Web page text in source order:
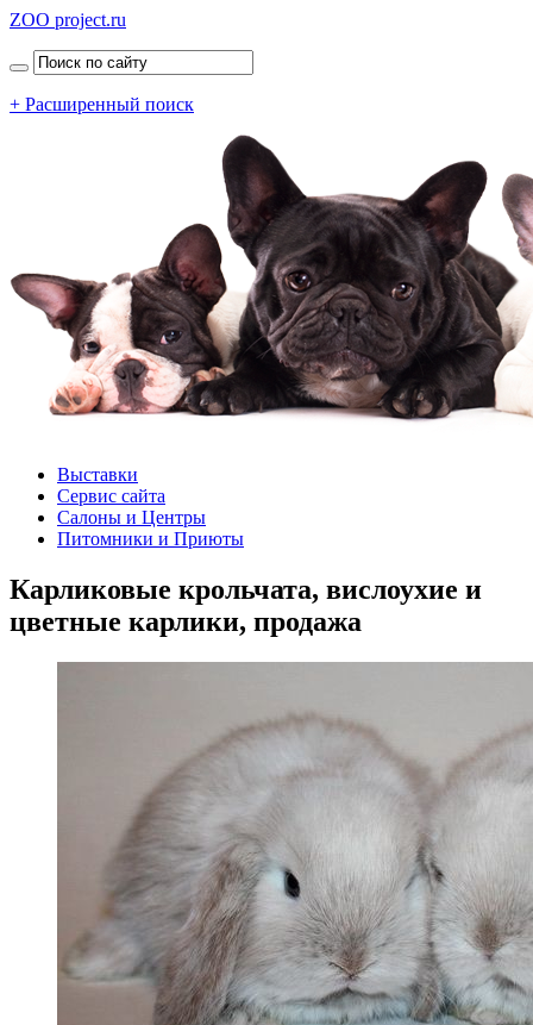
ZOO project.ru
+ Расширенный поиск
Выставки
Сервис сайта
Салоны и Центры
Питомники и Приюты
Карликовые крольчата, вислоухие и
цветные карлики, продажа